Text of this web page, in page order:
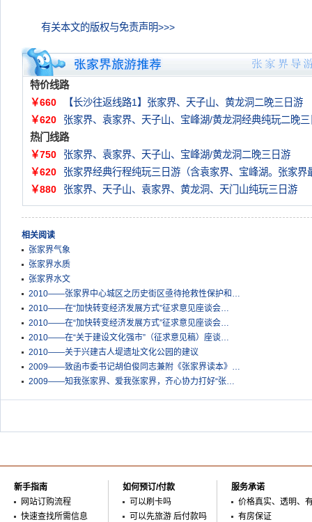
有关本文的版权与免责声明>>>
特价线路
￥660
【长沙往返线路1】张家界、天子山、黄龙洞二晚三日游
￥620
张家界、袁家界、天子山、宝峰湖/黄龙洞经典纯玩二晚三
热门线路
￥750
张家界、袁家界、天子山、宝峰湖/黄龙洞二晚三日游
￥620
张家界经典行程纯玩三日游（含袁家界、宝峰湖。张家界
￥880
张家界、天子山、袁家界、黄龙洞、天门山纯玩三日游
相关阅读
张家界气象
张家界水质
张家界水文
2010——张家界中心城区之历史街区亟待抢救性保护和…
2010——在“加快转变经济发展方式”征求意见座谈会…
2010——在“加快转变经济发展方式”征求意见座谈会…
2010——在“关于建设文化强市”（征求意见稿）座谈…
2010——关于兴建古人堤遗址文化公园的建议
2009——致函市委书记胡伯俊同志兼附《张家界读本》…
2009——知我张家界、爱我张家界，齐心协力打好“张…
新手指南
网站订购流程
快速查找所需信息
如何预订/付款
可以刷卡吗
可以先旅游 后付款吗
服务承诺
价格真实、透明、
有房保证